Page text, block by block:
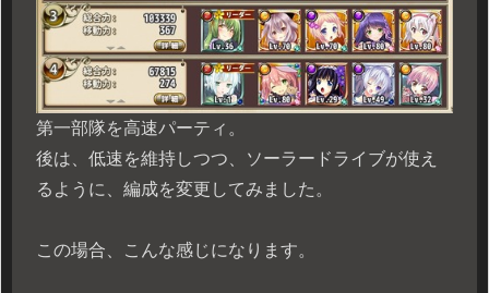
第一部隊を高速パーティ。
後は、低速を維持しつつ、ソーラードライブが使え
るように、編成を変更してみました。
この場合、こんな感じになります。